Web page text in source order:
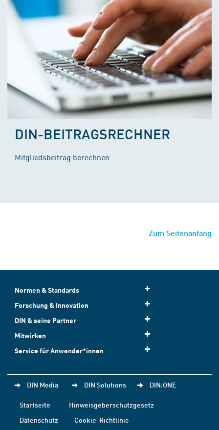
DIN-BEITRAGSRECHNER
Mitgliedsbeitrag berechnen.
Zum Seitenanfang
Normen & Standards
Forschung & Innovation
DIN & seine Partner
Mitwirken
Service für Anwender*innen
DIN Media DIN Solutions DIN.ONE
Startseite
Hinweisgeberschutzgesetz
Datenschutz
Cookie-Richtlinie